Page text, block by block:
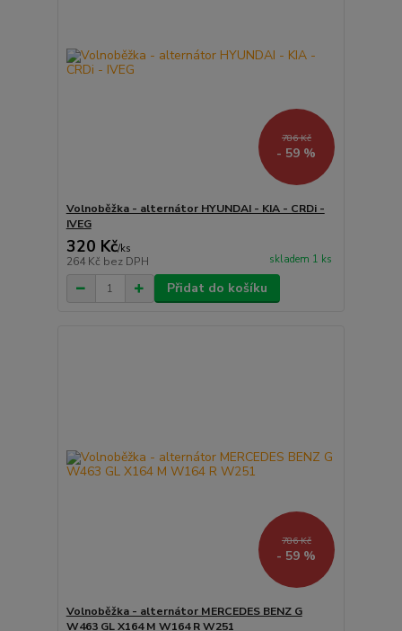
786 Kč
- 59 %
Volnoběžka - alternátor HYUNDAI - KIA - CRDi -
IVEG
320 Kč/ks
264 Kč bez DPH skladem 1 ks
Přidat do košíku
786 Kč
- 59 %
Volnoběžka - alternátor MERCEDES BENZ G
W463 GL X164 M W164 R W251